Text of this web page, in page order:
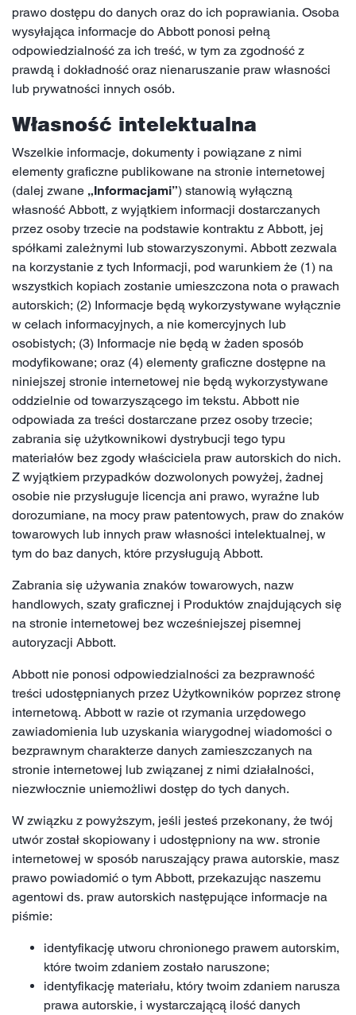
prawo dostępu do danych oraz do ich poprawiania. Osoba
wysyłająca informacje do Abbott ponosi pełną
odpowiedzialność za ich treść, w tym za zgodność z
prawdą i dokładność oraz nienaruszanie praw własności
lub prywatności innych osób.
Własność intelektualna
Wszelkie informacje, dokumenty i powiązane z nimi
elementy graficzne publikowane na stronie internetowej
(dalej zwane „Informacjami”) stanowią wyłączną
własność Abbott, z wyjątkiem informacji dostarczanych
przez osoby trzecie na podstawie kontraktu z Abbott, jej
spółkami zależnymi lub stowarzyszonymi. Abbott zezwala
na korzystanie z tych Informacji, pod warunkiem że (1) na
wszystkich kopiach zostanie umieszczona nota o prawach
autorskich; (2) Informacje będą wykorzystywane wyłącznie
w celach informacyjnych, a nie komercyjnych lub
osobistych; (3) Informacje nie będą w żaden sposób
modyfikowane; oraz (4) elementy graficzne dostępne na
niniejszej stronie internetowej nie będą wykorzystywane
oddzielnie od towarzyszącego im tekstu. Abbott nie
odpowiada za treści dostarczane przez osoby trzecie;
zabrania się użytkownikowi dystrybucji tego typu
materiałów bez zgody właściciela praw autorskich do nich.
Z wyjątkiem przypadków dozwolonych powyżej, żadnej
osobie nie przysługuje licencja ani prawo, wyraźne lub
dorozumiane, na mocy praw patentowych, praw do znaków
towarowych lub innych praw własności intelektualnej, w
tym do baz danych, które przysługują Abbott.
Zabrania się używania znaków towarowych, nazw
handlowych, szaty graficznej i Produktów znajdujących się
na stronie internetowej bez wcześniejszej pisemnej
autoryzacji Abbott.
Abbott nie ponosi odpowiedzialności za bezprawność
treści udostępnianych przez Użytkowników poprzez stronę
internetową. Abbott w razie ot rzymania urzędowego
zawiadomienia lub uzyskania wiarygodnej wiadomości o
bezprawnym charakterze danych zamieszczanych na
stronie internetowej lub związanej z nimi działalności,
niezwłocznie uniemożliwi dostęp do tych danych.
W związku z powyższym, jeśli jesteś przekonany, że twój
utwór został skopiowany i udostępniony na ww. stronie
internetowej w sposób naruszający prawa autorskie, masz
prawo powiadomić o tym Abbott, przekazując naszemu
agentowi ds. praw autorskich następujące informacje na
piśmie:
identyfikację utworu chronionego prawem autorskim,
które twoim zdaniem zostało naruszone;
identyfikację materiału, który twoim zdaniem narusza
prawa autorskie, i wystarczającą ilość danych